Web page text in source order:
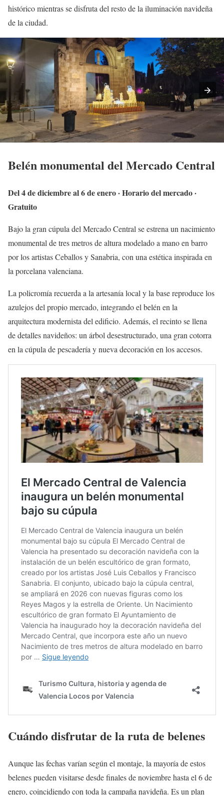
histórico mientras se disfruta del resto de la iluminación navideña
de la ciudad.
Belén monumental del Mercado Central
Del 4 de diciembre al 6 de enero · Horario del mercado ·
Gratuito
Bajo la gran cúpula del Mercado Central se estrena un nacimiento
monumental de tres metros de altura modelado a mano en barro
por los artistas Ceballos y Sanabria, con una estética inspirada en
la porcelana valenciana.
La policromía recuerda a la artesanía local y la base reproduce los
azulejos del propio mercado, integrando el belén en la
arquitectura modernista del edificio. Además, el recinto se llena
de detalles navideños: un árbol desestructurado, una gran cotorra
en la cúpula de pescadería y nueva decoración en los accesos.
Cuándo disfrutar de la ruta de belenes
Aunque las fechas varían según el montaje, la mayoría de estos
belenes pueden visitarse desde finales de noviembre hasta el 6 de
enero, coincidiendo con toda la campaña navideña. Es un plan